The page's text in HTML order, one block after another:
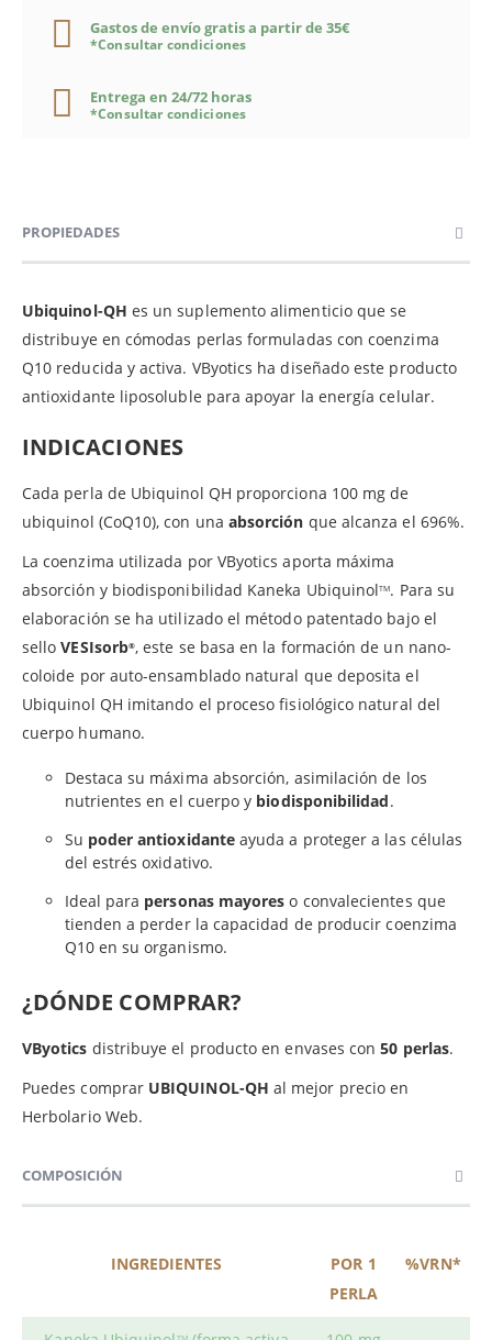
Gastos de envío gratis a partir de 35€
*Consultar condiciones
Entrega en 24/72 horas
*Consultar condiciones
PROPIEDADES
Ubiquinol-QH es un suplemento alimenticio que se
distribuye en cómodas perlas formuladas con coenzima
Q10 reducida y activa. VByotics ha diseñado este producto
antioxidante liposoluble para apoyar la energía celular.
INDICACIONES
Cada perla de Ubiquinol QH proporciona 100 mg de
ubiquinol (CoQ10), con una absorción que alcanza el 696%.
La coenzima utilizada por VByotics aporta máxima
absorción y biodisponibilidad Kaneka UbiquinolTM. Para su
elaboración se ha utilizado el método patentado bajo el
selloVESIsorb®, este se basa en la formación de un nano-
coloide por auto-ensamblado natural que deposita el
Ubiquinol QH imitando el proceso fisiológico natural del
cuerpo humano.
Destaca su máxima absorción, asimilación de los
nutrientes en el cuerpo y biodisponibilidad.
Su poder antioxidanteayuda a proteger a las células
del estrés oxidativo.
Ideal para personas mayores o convalecientes que
tienden a perder la capacidad de producir coenzima
Q10 en su organismo.
¿DÓNDE COMPRAR?
VByotics distribuye el producto en envases con50 perlas.
Puedes comprar UBIQUINOL-QH al mejor precio en
Herbolario Web.
COMPOSICIÓN
INGREDIENTES
POR 1
PERLA
%VRN*